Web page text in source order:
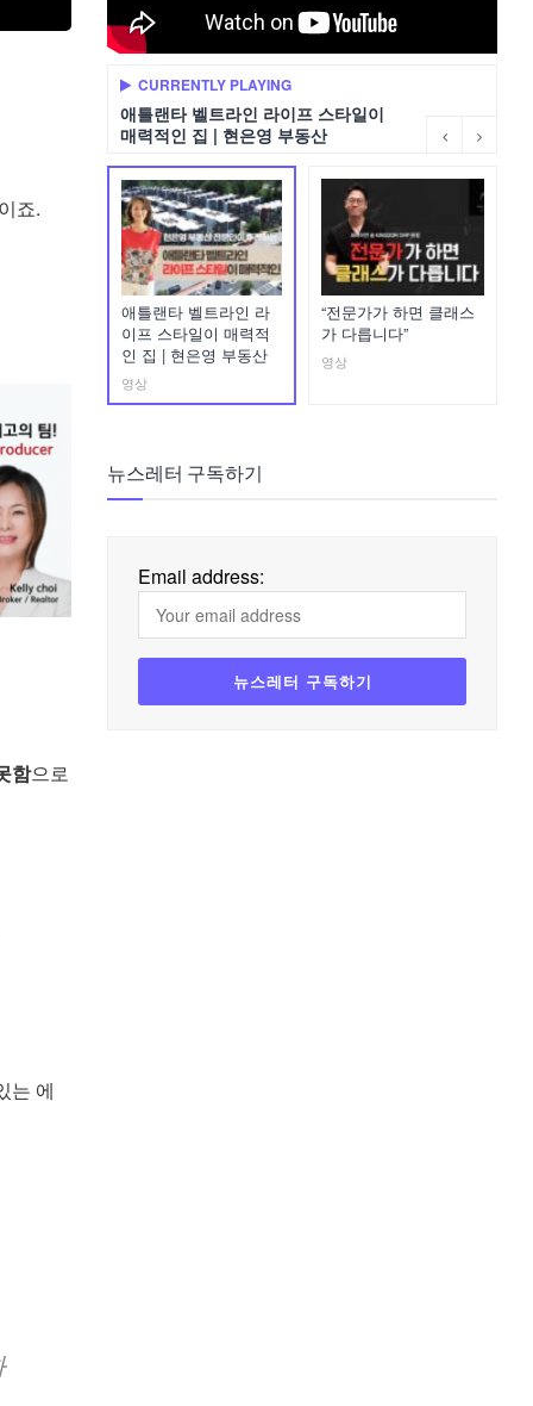
죠.
함으로
는 에
CURRENTLY PLAYING
애틀랜타 벨트라인 라이프 스타일이
매력적인 집 | 현은영 부동산
애틀랜타 벨트라인 라
이프 스타일이 매력적
인 집 | 현은영 부동산
영상
“전문가가 하면 클래스
가 다릅니다”
영상
뉴스레터 구독하기
Email address: